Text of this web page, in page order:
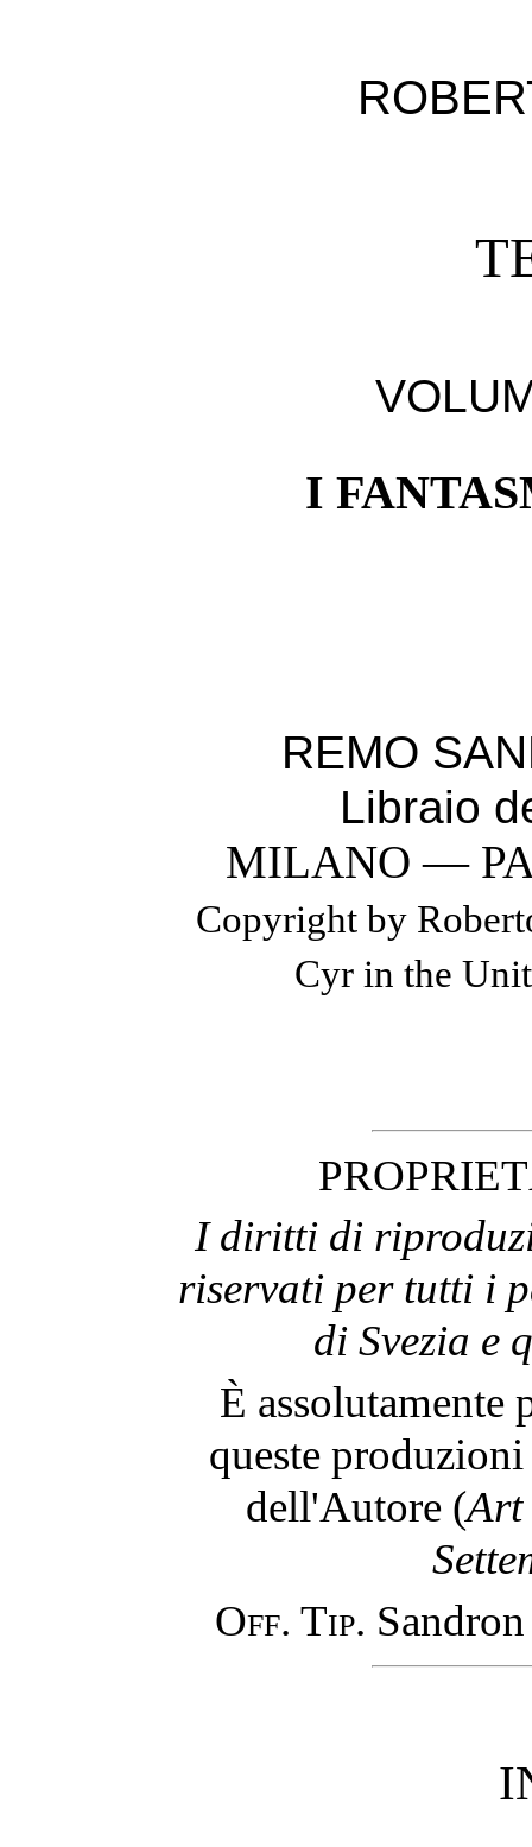
I
REMO
Libraio
MILANO —
Copyright by
Cyr in the
I diritti di
riservati per tutti i
di Svezia e
È assolutamente
queste
dell'Autore (Art
Off. Tip.